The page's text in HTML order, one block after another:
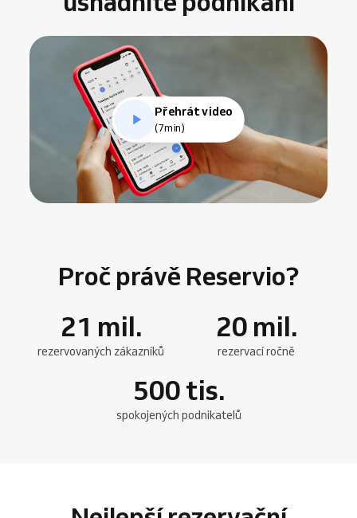
Přehrát video
(7min)
Proč právě Reservio?
21 mil.
rezervovaných zákazníků
20 mil.
rezervací ročně
500tis.
spokojených podnikatelů